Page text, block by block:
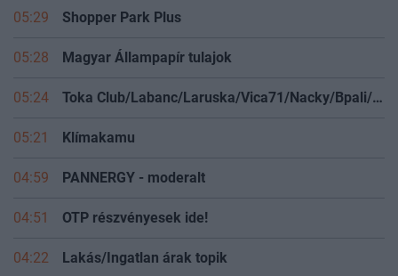
05:29 Shopper Park Plus
05:28 Magyar Állampapír tulajok
05:24 Toka Club/Labanc/Laruska/Vica71/Nacky/Bpali/Oldrider/Josefernando/Mcbull/Kawaszabi
05:21 Klímakamu
04:59 PANNERGY - moderalt
04:51 OTP részvényesek ide!
04:22 Lakás/Ingatlan árak topik